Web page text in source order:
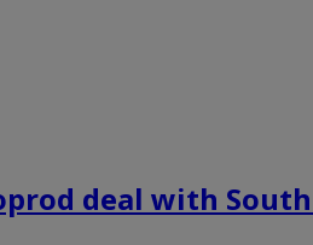
deal with